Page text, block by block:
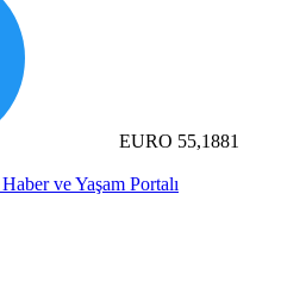
EURO 55,1881